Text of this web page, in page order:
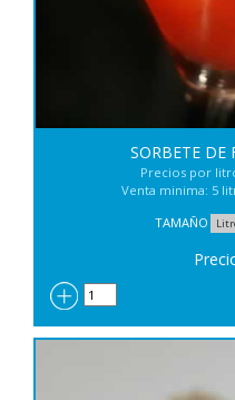
SORBETE DE
Precios por
Venta minima: 5
TAMAÑO